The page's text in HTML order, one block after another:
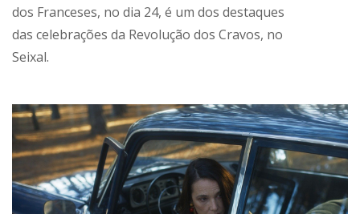
dos Franceses, no dia 24, é um dos destaques
das celebrações da Revolução dos Cravos, no
Seixal.